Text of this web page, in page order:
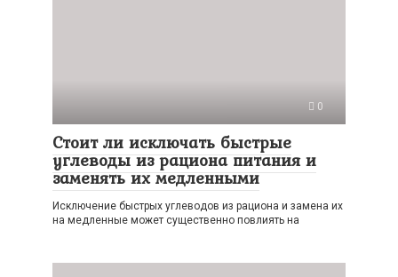
0
Стоит ли исключать быстрые
углеводы из рациона питания и
заменять их медленными
Исключение быстрых углеводов из рациона и замена их
на медленные может существенно повлиять на